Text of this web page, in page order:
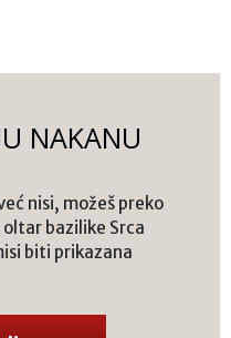
NAKANU
nisi, možeš preko
bazilike Srca
biti prikazana